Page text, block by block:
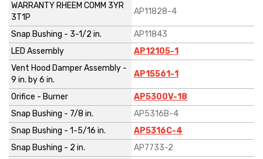
WARRANTY RHEEM COMM 3YR
3T1P
AP11828-4
Snap Bushing - 3-1/2 in.
AP11843
LED Assembly
AP12105-1
Vent Hood Damper Assembly -
9 in. by 6 in.
AP15561-1
Orifice - Burner
AP5300V-18
Snap Bushing - 7/8 in.
AP5316B-4
Snap Bushing - 1-5/16 in.
AP5316C-4
Snap Bushing - 2 in.
AP7733-2